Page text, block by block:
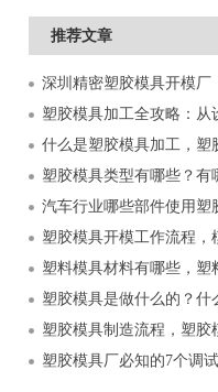
推荐文章
什么是塑胶模具加工，塑
塑胶模具类型有哪些？有
汽车行业哪些部件使用塑
塑胶模具开模工作流程，
塑料模具材料有哪些，塑
塑胶模具是做什么的？什
塑胶模具制造流程，塑胶
塑胶模具厂必知的7个调